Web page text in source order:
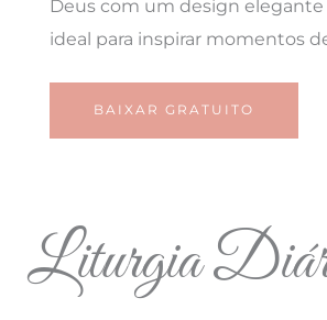
Deus com um design elegante
ideal para inspirar momentos
BAIXAR GRATUITO
Liturgia